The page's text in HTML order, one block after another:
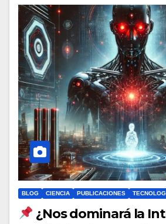
BLOG CIENCIA PUBLICACIONES
¿Nos dominará la